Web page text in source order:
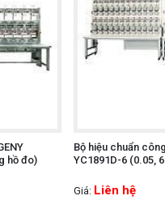
hồ đo)
Bộ hiệu chuẩn
YC1891D-6 (0.05,
Giá: Liên hệ